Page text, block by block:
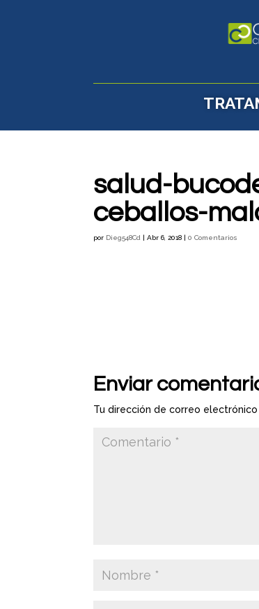
salud-
ceballos-
por Dieg548Cd |Abr 6, 2018 |0 Comentarios
Enviar
Tu dirección de correo electrónico